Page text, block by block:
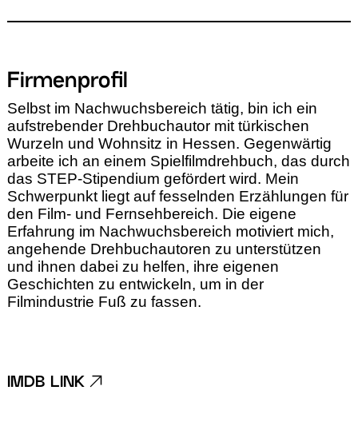
Firmenprofil
Selbst im Nachwuchsbereich tätig, bin ich ein
aufstrebender Drehbuchautor mit türkischen
Wurzeln und Wohnsitz in Hessen. Gegenwärtig
arbeite ich an einem Spielfilmdrehbuch, das durch
das STEP-Stipendium gefördert wird. Mein
Schwerpunkt liegt auf fesselnden Erzählungen für
den Film- und Fernsehbereich. Die eigene
Erfahrung im Nachwuchsbereich motiviert mich,
angehende Drehbuchautoren zu unterstützen
und ihnen dabei zu helfen, ihre eigenen
Geschichten zu entwickeln, um in der
Filmindustrie Fuß zu fassen.
IMDB LINK